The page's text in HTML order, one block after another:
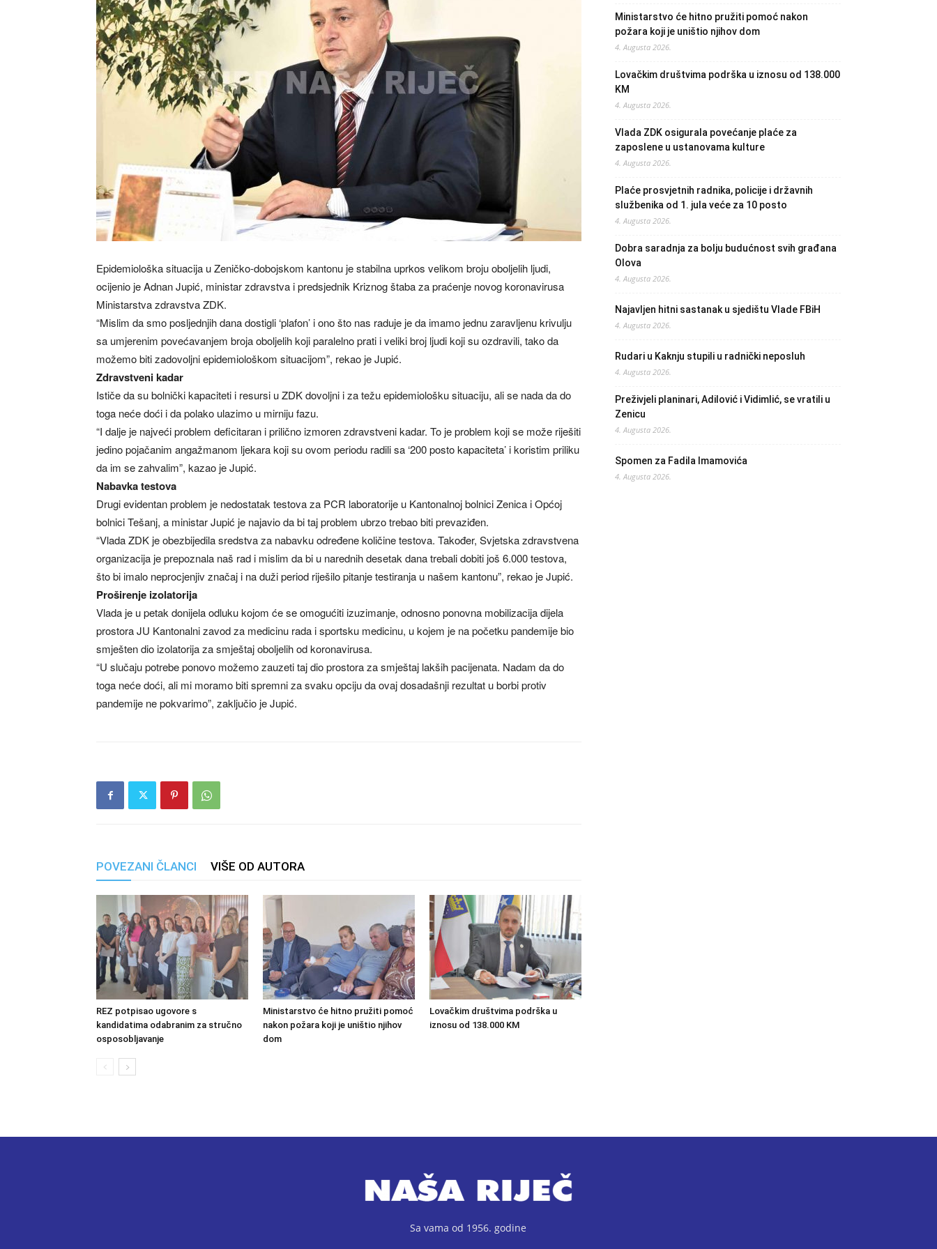
Epidemiološka situacija u Zeničko-dobojskom kantonu je stabilna uprkos velikom broju oboljelih ljudi,
ocijenio je Adnan Jupić, ministar zdravstva i predsjednik Kriznog štaba za praćenje novog koronavirusa
Ministarstva zdravstva ZDK.
“Mislim da smo posljednjih dana dostigli ‘plafon’ i ono što nas raduje je da imamo jednu zaravljenu krivulju
sa umjerenim povećavanjem broja oboljelih koji paralelno prati i veliki broj ljudi koji su ozdravili, tako da
možemo biti zadovoljni epidemiološkom situacijom”, rekao je Jupić.
Zdravstveni kadar
Ističe da su bolnički kapaciteti i resursi u ZDK dovoljni i za težu epidemiološku situaciju, ali se nada da do
toga neće doći i da polako ulazimo u mirniju fazu.
“I dalje je najveći problem deficitaran i prilično izmoren zdravstveni kadar. To je problem koji se može riješiti
jedino pojačanim angažmanom ljekara koji su ovom periodu radili sa ‘200 posto kapaciteta’ i koristim priliku
da im se zahvalim”, kazao je Jupić.
Nabavka testova
Drugi evidentan problem je nedostatak testova za PCR laboratorije u Kantonalnoj bolnici Zenica i Općoj
bolnici Tešanj, a ministar Jupić je najavio da bi taj problem ubrzo trebao biti prevaziđen.
“Vlada ZDK je obezbijedila sredstva za nabavku određene količine testova. Također, Svjetska zdravstvena
organizacija je prepoznala naš rad i mislim da bi u narednih desetak dana trebali dobiti još 6.000 testova,
što bi imalo neprocjenjiv značaj i na duži period riješilo pitanje testiranja u našem kantonu”, rekao je Jupić.
Proširenje izolatorija
Vlada je u petak donijela odluku kojom će se omogućiti izuzimanje, odnosno ponovna mobilizacija dijela
prostora JU Kantonalni zavod za medicinu rada i sportsku medicinu, u kojem je na početku pandemije bio
smješten dio izolatorija za smještaj oboljelih od koronavirusa.
“U slučaju potrebe ponovo možemo zauzeti taj dio prostora za smještaj lakših pacijenata. Nadam da do
toga neće doći, ali mi moramo biti spremni za svaku opciju da ovaj dosadašnji rezultat u borbi protiv
pandemije ne pokvarimo”, zaključio je Jupić.
POVEZANI ČLANCI VIŠE OD AUTORA
REZ potpisao ugovore s
kandidatima odabranim za stručno
osposobljavanje
Ministarstvo će hitno pružiti pomoć
nakon požara koji je uništio njihov
dom
Lovačkim društvima podrška u
iznosu od 138.000 KM
Ministarstvo će hitno pružiti pomoć nakon
požara koji je uništio njihov dom
4. Augusta 2026.
Lovačkim društvima podrška u iznosu od 138.000
KM
4. Augusta 2026.
Vlada ZDK osigurala povećanje plaće za
zaposlene u ustanovama kulture
4. Augusta 2026.
Plaće prosvjetnih radnika, policije i državnih
službenika od 1. jula veće za 10 posto
4. Augusta 2026.
Dobra saradnja za bolju budućnost svih građana
Olova
4. Augusta 2026.
Najavljen hitni sastanak u sjedištu Vlade FBiH
4. Augusta 2026.
Rudari u Kaknju stupili u radnički neposluh
4. Augusta 2026.
Preživjeli planinari, Adilović i Vidimlić, se vratili u
Zenicu
4. Augusta 2026.
Spomen za Fadila Imamovića
4. Augusta 2026.
Sa vama od 1956. godine